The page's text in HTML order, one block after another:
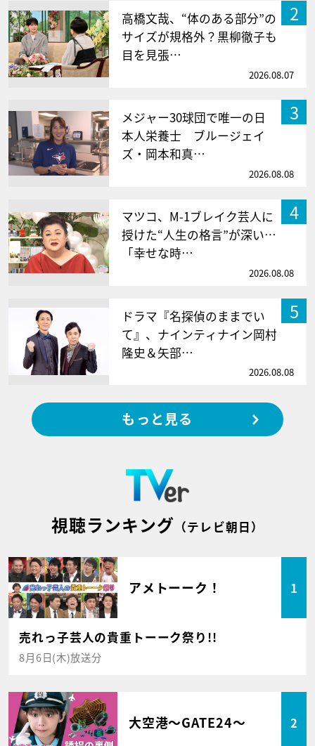
2
高橋文哉、“体のある部分”の
サイズが規格外？黒柳徹子も
目を見張…
2026.08.07
3
メジャー30球団で唯一の日
本人栄養士 ブルージェイ
ズ・岡本和真…
2026.08.08
4
マツコ、M-1ブレイク芸人に
授けた“人生の格言”が深い…
「幸せな時…
2026.08.08
5
ドラマ『名探偵のままでい
て』、ナインティナイン岡村
隆史＆矢部…
2026.08.08
もっと見る
視聴ランキング （テレビ朝日）
アメトーーク！ 1
売れっ子芸人の貴重トーーク祭り!!
8月6日(木)放送分
大空港～GATE24～ 2